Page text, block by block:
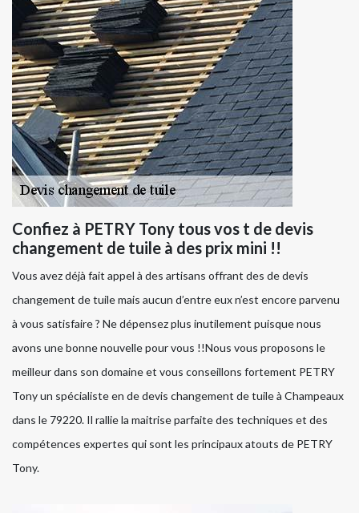
Confiez à PETRY Tony tous vos t de devis
changement de tuile à des prix mini !!
Vous avez déjà fait appel à des artisans offrant des de devis
changement de tuile mais aucun d’entre eux n’est encore parvenu
à vous satisfaire ? Ne dépensez plus inutilement puisque nous
avons une bonne nouvelle pour vous !!Nous vous proposons le
meilleur dans son domaine et vous conseillons fortement PETRY
Tony un spécialiste en de devis changement de tuile à Champeaux
dans le 79220. Il rallie la maitrise parfaite des techniques et des
compétences expertes qui sont les principaux atouts de PETRY
Tony.